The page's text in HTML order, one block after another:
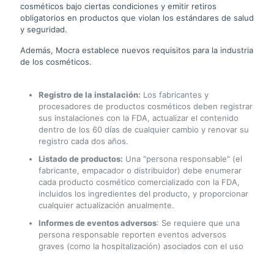
cosméticos bajo ciertas condiciones y emitir retiros
obligatorios en productos que violan los estándares de salud
y seguridad.
Además, Mocra establece nuevos requisitos para la industria
de los cosméticos.
Registro de la instalación: Los fabricantes y
procesadores de productos cosméticos deben registrar
sus instalaciones con la FDA, actualizar el contenido
dentro de los 60 días de cualquier cambio y renovar su
registro cada dos años.
Listado de productos: Una "persona responsable" (el
fabricante, empacador o distribuidor) debe enumerar
cada producto cosmético comercializado con la FDA,
incluidos los ingredientes del producto, y proporcionar
cualquier actualización anualmente.
Informes de eventos adversos: Se requiere que una
persona responsable reporten eventos adversos
graves (como la hospitalización) asociados con el uso